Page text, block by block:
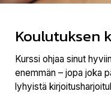
Koulutuksen
Kurssi ohjaa sinut
enemmän – jopa joka
lyhyistä